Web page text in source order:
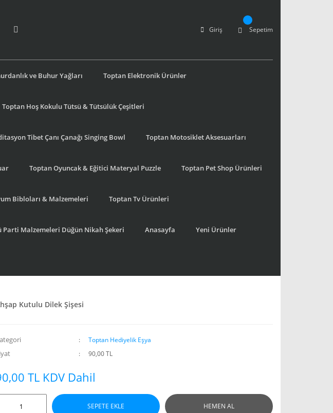
Giriş Sepetim
ve Buhur Yağları Toptan Elektronik Ürünler
Toptan Hoş Kokulu Tütsü & Tütsülük Çeşitleri
Tibet Çanı Çanağı Singing Bowl Toptan Motosiklet Aksesuarları
Toptan Oyuncak & Eğitici Materyal Puzzle Toptan Pet Shop Ürünleri
Bibloları & Malzemeleri Toptan Tv Ürünleri
Parti Malzemeleri Düğün Nikah Şekeri Anasayfa Yeni Ürünler
Kutulu Dilek Şişesi
Toptan Hediyelik Eşya
90,00 TL
TL KDV Dahil
SEPETE EKLE HEMEN AL